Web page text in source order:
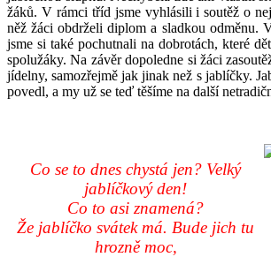
žáků. V rámci tříd jsme vyhlásili i soutěž o
něž žáci obdrželi diplom a sladkou odměnu.
jsme si také pochutnali na dobrotách, které
spolužáky. Na závěr dopoledne si žáci
jídelny, samozřejmě jak jinak než s jablíčky.
povedl, a my už se teď těšíme na další
Co se to dnes chystá jen? Velký
jablíčkový den!
Co to asi znamená?
Že jablíčko svátek má. Bude jich tu
hrozně moc,